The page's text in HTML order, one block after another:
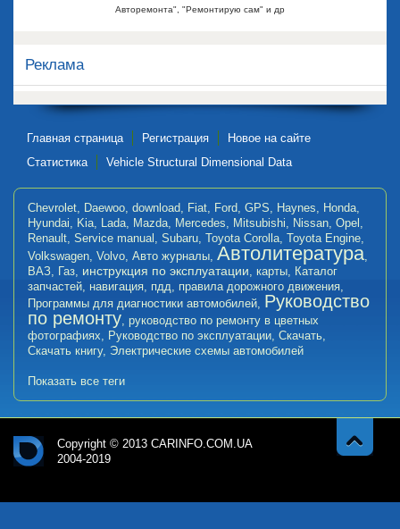
Авторемонта", "Ремонтирую сам" и др
Реклама
Главная страница Регистрация
Новое на сайте
Статистика
Vehicle Structural Dimensional Data
Chevrolet, Daewoo, download, Fiat, Ford, GPS, Haynes, Honda,
Hyundai, Kia, Lada, Mazda, Mercedes, Mitsubishi, Nissan, Opel ,
Renault, Service manual , Subaru, Toyota Corolla, Toyota Engine,
Volkswagen, Volvo, Авто журналы, Автолитература,
ВАЗ, Газ, инструкция по эксплуатации, карты, Каталог
запчастей, навигация, пдд, правила дорожного движения,
Программы для диагностики автомобилей, Руководство
по ремонту, руководство по ремонту в цветных
фотографиях, Руководство по эксплуатации, Скачать,
Скачать книгу, Электрические схемы автомобилей
Показать все теги
Copyright © 2013 CARINFO.COM.UA
2004-2019